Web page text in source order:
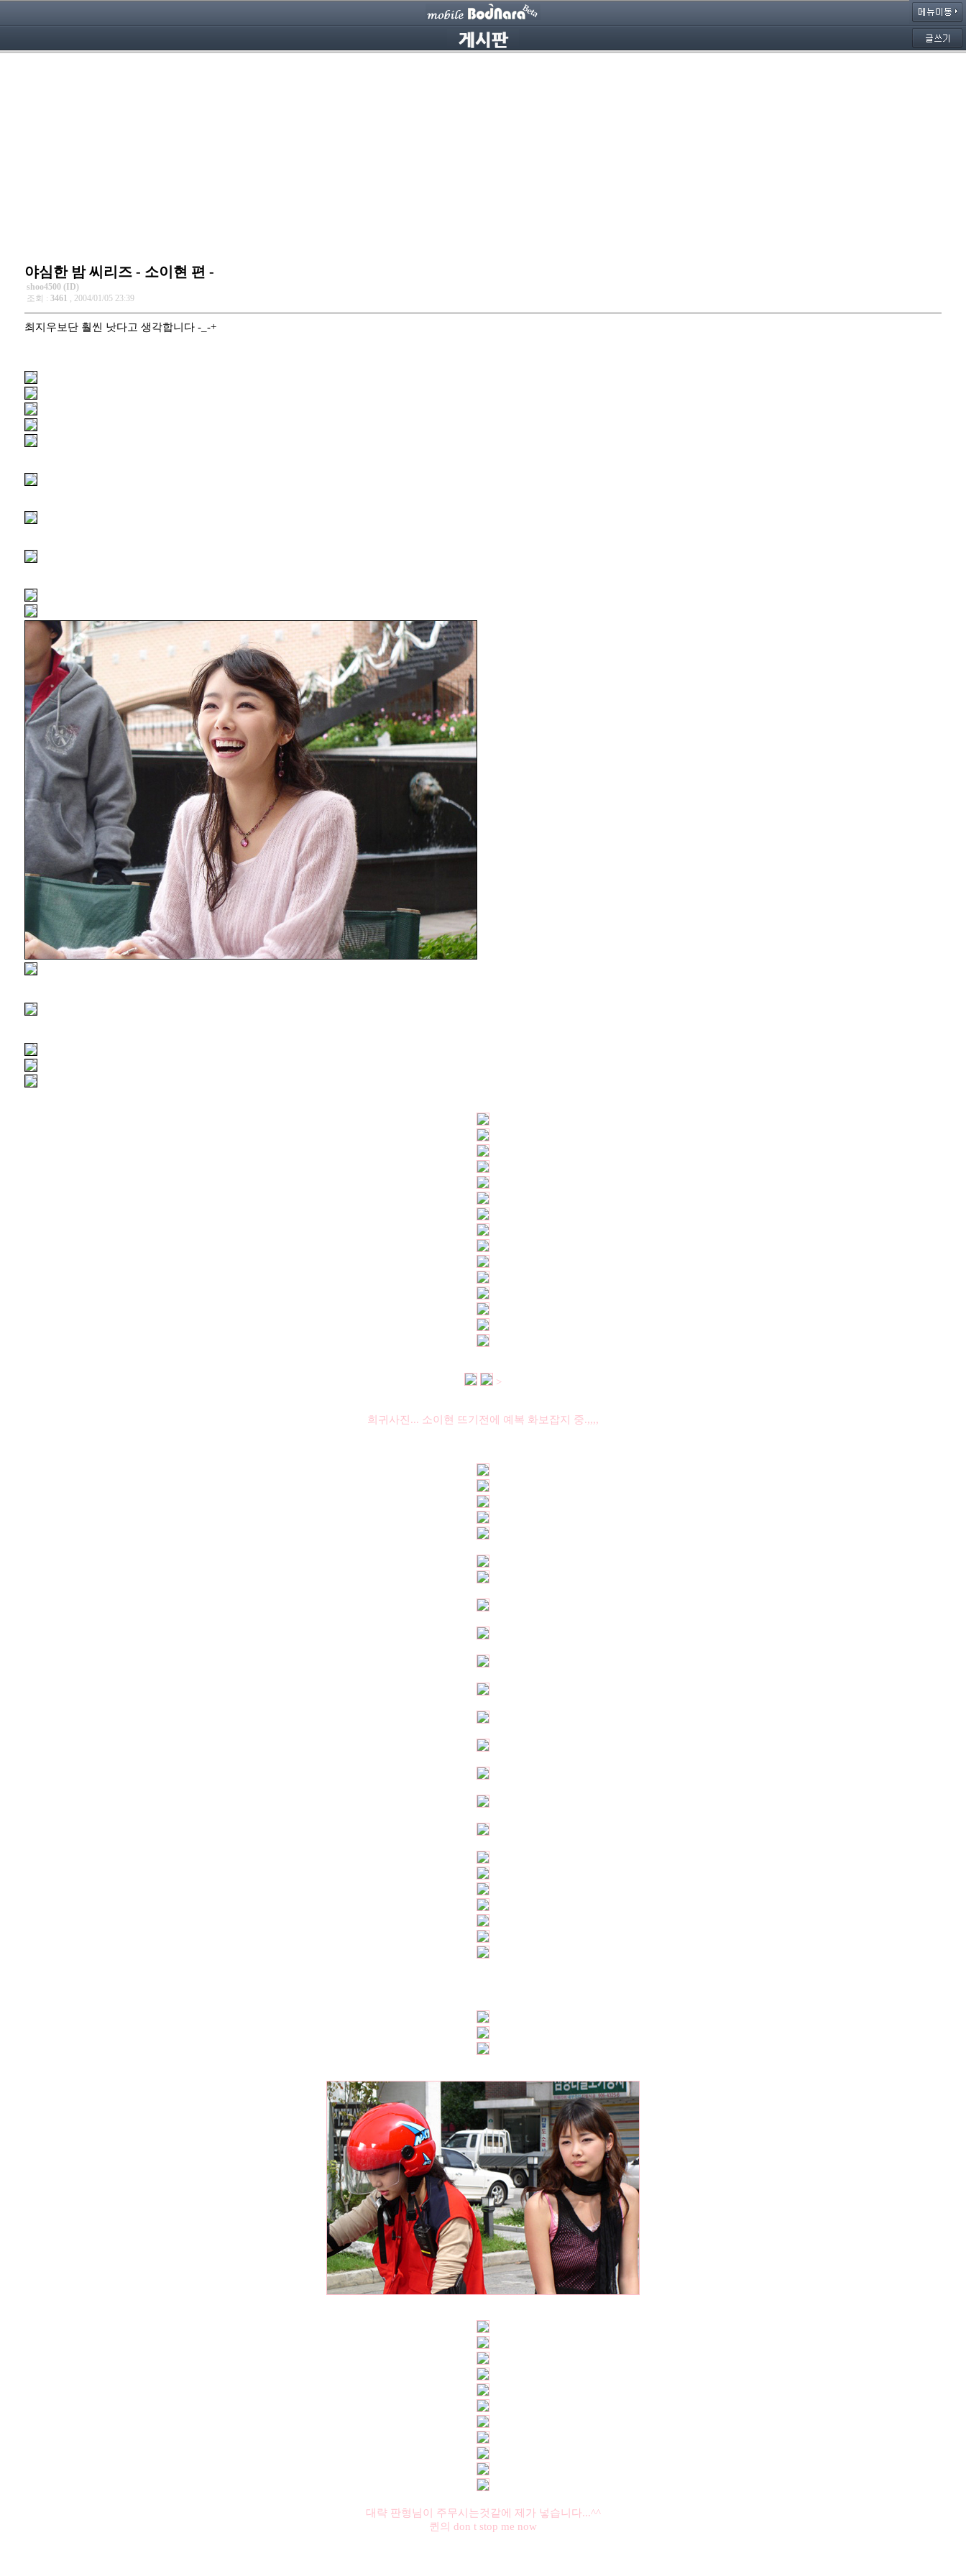
야심한 밤 씨리즈 - 소이현 편 -
shoo4500 (ID)
조회 : 3461 , 2004/01/05 23:39
최지우보단 훨씬 낫다고 생각합니다 -_-+
>
희귀사진... 소이현 뜨기전에 예복 화보잡지 중.,,,,
대략 판형님이 주무시는것같에 제가 넣습니다...^^
퀸의 don t stop me now